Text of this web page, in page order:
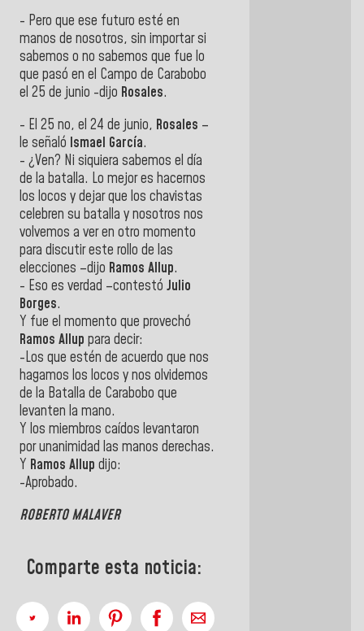
- Pero que ese futuro esté en
manos de nosotros, sin importar si
sabemos o no sabemos que fue lo
que pasó en el Campo de Carabobo
el 25 de junio -dijo Rosales.
- El 25 no, el 24 de junio, Rosales –
le señaló Ismael García.
- ¿Ven? Ni siquiera sabemos el día
de la batalla. Lo mejor es hacernos
los locos y dejar que los chavistas
celebren su batalla y nosotros nos
volvemos a ver en otro momento
para discutir este rollo de las
elecciones –dijo Ramos Allup.
- Eso es verdad –contestó Julio
Borges.
Y fue el momento que provechó
Ramos Allup para decir:
-Los que estén de acuerdo que nos
hagamos los locos y nos olvidemos
de la Batalla de Carabobo que
levanten la mano.
Y los miembros caídos levantaron
por unanimidad las manos derechas.
Y Ramos Allup dijo:
-Aprobado.
ROBERTO MALAVER
Comparte esta noticia: